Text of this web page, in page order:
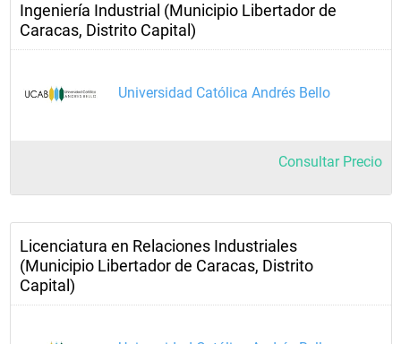
Ingeniería Industrial (Municipio Libertador de
Caracas, Distrito Capital)
Universidad Católica Andrés Bello
Consultar Precio
Licenciatura en Relaciones Industriales
(Municipio Libertador de Caracas, Distrito
Capital)